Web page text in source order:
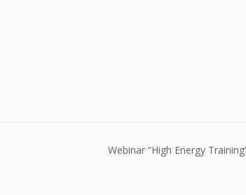
Webinar “High Energy